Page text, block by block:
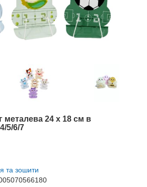
металева 24 х 18 см в
5/6/7
та зошити